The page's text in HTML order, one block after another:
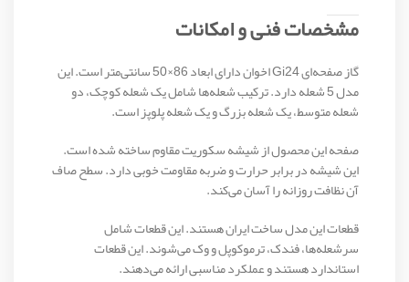
مشخصات فنی و امکانات
گاز صفحه‌ای Gi24 اخوان دارای ابعاد 86×50 سانتی‌متر است. این
مدل 5 شعله دارد. ترکیب شعله‌ها شامل یک شعله کوچک، دو
شعله متوسط، یک شعله بزرگ و یک شعله پلوپز است.
صفحه این محصول از شیشه سکوریت مقاوم ساخته شده است.
این شیشه در برابر حرارت و ضربه مقاومت خوبی دارد. سطح صاف
آن نظافت روزانه را آسان می‌کند.
قطعات این مدل ساخت ایران هستند. این قطعات شامل
سرشعله‌ها، فندک، ترموکوپل و وک می‌شوند. این قطعات
استاندارد هستند و عملکرد مناسبی ارائه می‌دهند.